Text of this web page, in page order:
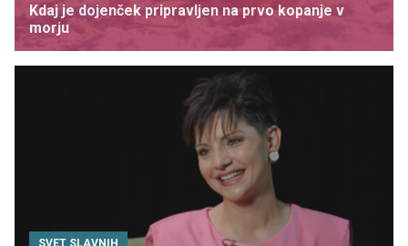
Kdaj je dojenček pripravljen na prvo kopanje v
morju
SVET SLAVNIH